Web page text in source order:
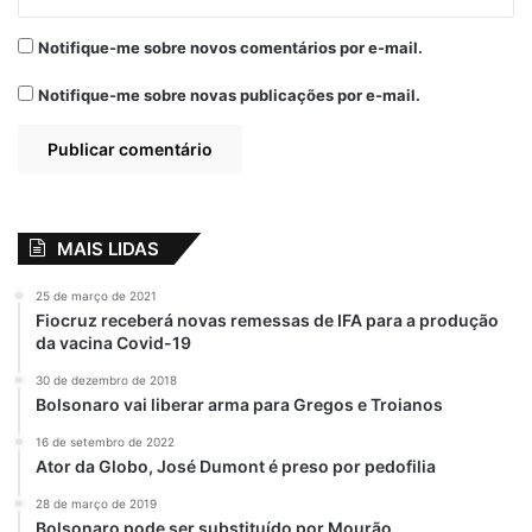
do governo. A lógica é simples: quem já
praticou nepotismo escancarado — como
chefia — dificilmente demonstrará
nomeações imorais.
puxadinho
Outro fator que agrava o problema é a
postura da Assembleia Legislativa. A Casa
que deveria fiscalizar o Executivo, hoje age
como puxadinho do Palácio dos Leões,
blindando Brandão e seus aliados. A
presidente Iracema Vale, por exemplo, além
de não cobrar providências, ainda protege
Notifique-me sobre novos comentários por e-mail.
Notifique-me sobre novas publicações por e-mail.
MAIS LIDAS
25 de março de 2021
Fiocruz receberá novas remessas de IFA para a produção
da vacina Covid-19
30 de dezembro de 2018
Bolsonaro vai liberar arma para Gregos e Troianos
16 de setembro de 2022
Ator da Globo, José Dumont é preso por pedofilia
28 de março de 2019